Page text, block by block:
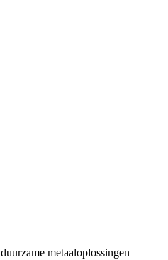
metaaloplossingen